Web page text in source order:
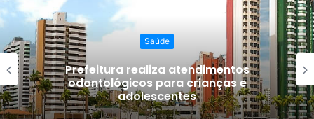
Saúde
Prefeitura realiza atendimentos
odontológicos para crianças e
adolescentes